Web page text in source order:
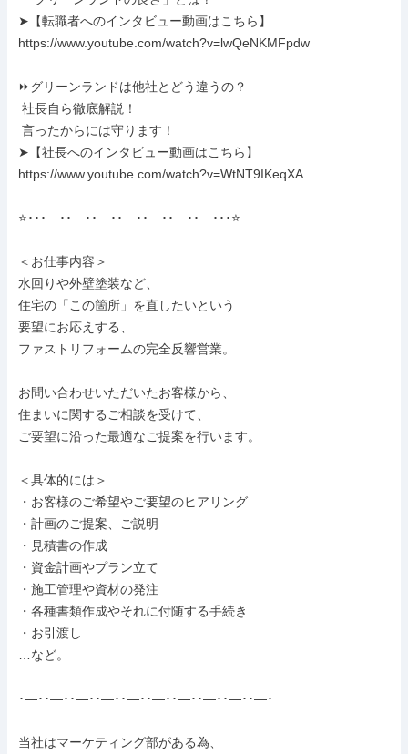
➤【転職者へのインタビュー動画はこちら】
https://www.youtube.com/watch?v=lwQeNKMFpdw
⏩グリーンランドは他社とどう違うの？
➤【社長へのインタビュー動画はこちら】
https://www.youtube.com/watch?v=WtNT9IKeqXA
⭐･･･―･･―･･―･･―･･―･･―･･―･･･⭐
＜お仕事内容＞
水回りや外壁塗装など、
住宅の「この箇所」を直したいという
要望にお応えする、
ファストリフォームの完全反響営業。
お問い合わせいただいたお客様から、
住まいに関するご相談を受けて、
ご要望に沿った最適なご提案を行います。
＜具体的には＞
・お客様のご希望やご要望のヒアリング
・計画のご提案、ご説明
・見積書の作成
・資金計画やプラン立て
・施工管理や資材の発注
・各種書類作成やそれに付随する手続き
・お引渡し
…など。
･―･･―･･―･･―･･―･･―･･―･･―･･―･･―･
当社はマーケティング部がある為、